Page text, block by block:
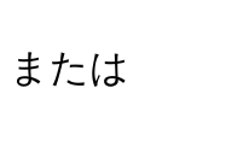
または